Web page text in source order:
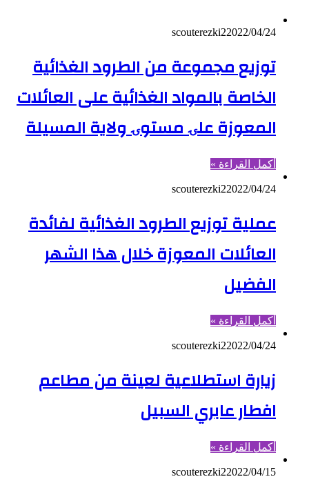
scouterezki22022/04/24
توزيع مجموعة من الطرود الغذائية
الخاصة بالمواد الغذائية على العائلات
المعوزة علۍ مستوۍ ولاية المسيلة
أكمل القراءة »
scouterezki22022/04/24
عملية توزيع الطرود الغذائية لفائدة
العائلات المعوزة خلال هذا الشهر
الفضيل
أكمل القراءة »
scouterezki22022/04/24
زيارة استطلاعية لعينة من مطاعم
افطار عابري السبيل
أكمل القراءة »
scouterezki22022/04/15